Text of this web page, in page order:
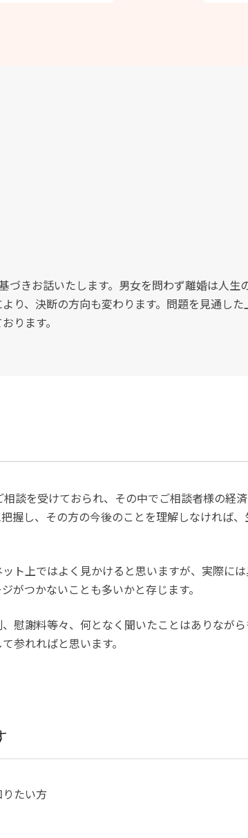
づきお話いたします。男女を問わず離婚は人生
り、決断の方向も変わります。問題を見通し
ります。
談を受けておられ、その中でご相談者様の経
握し、その方の今後のことを理解しなければ
ト上ではよく見かけると思いますが、実際に
がつかないことも多いかと存じます。
慰謝料等々、何となく聞いたことはありなが
参れればと思います。
たい方